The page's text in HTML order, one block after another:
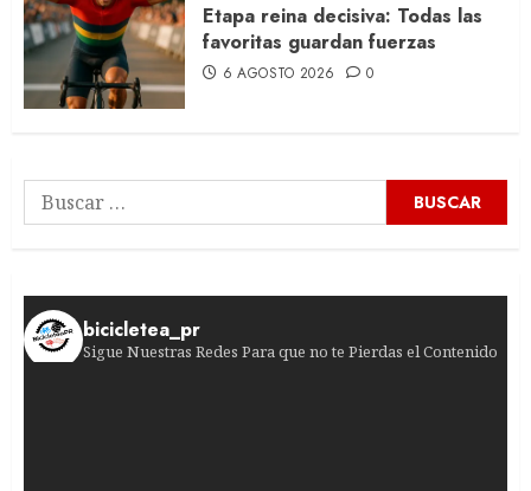
Etapa reina decisiva: Todas las
favoritas guardan fuerzas
6 AGOSTO 2026 0
Buscar:
bicicletea_pr
Sigue Nuestras Redes Para que no te Pierdas el Contenido